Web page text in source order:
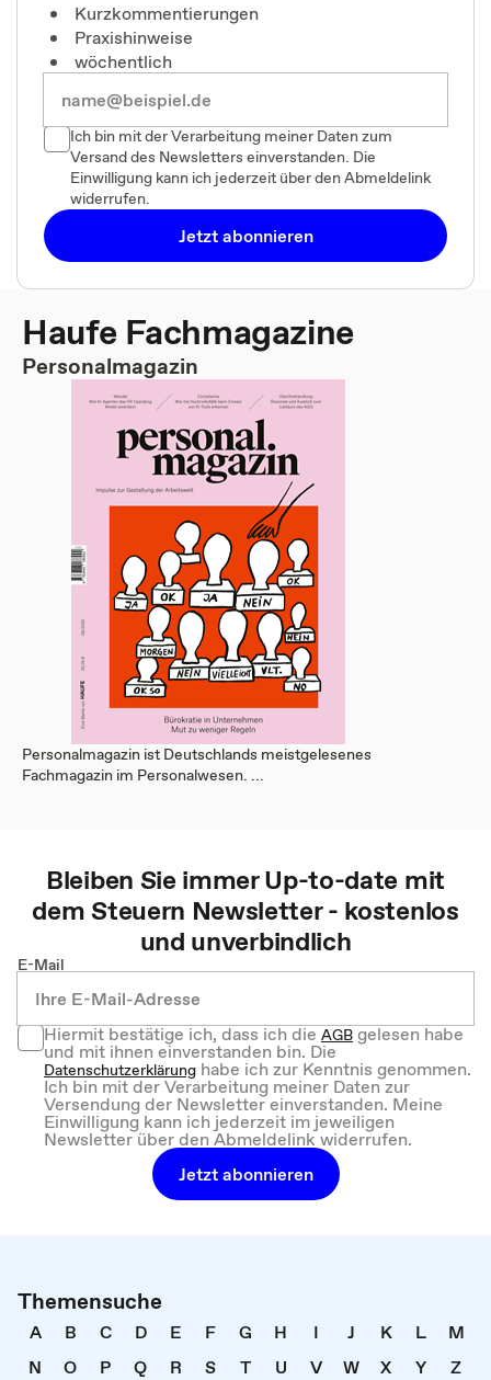
Kurzkommentierungen
Praxishinweise
wöchentlich
Ich bin mit der Verarbeitung meiner Daten zum
Versand des Newsletters einverstanden. Die
Einwilligung kann ich jederzeit über den Abmeldelink
widerrufen.
Jetzt abonnieren
Haufe Fachmagazine
Personalmagazin
Personalmagazin ist Deutschlands meistgelesenes
Fachmagazin im Personalwesen. ...
Bleiben Sie immer Up-to-date mit
demSteuern Newsletter - kostenlos
und unverbindlich
E-Mail
Hiermit bestätige ich, dass ich dieAGBgelesen habe
und mit ihnen einverstanden bin. Die
Datenschutzerklärung habe ich zur Kenntnis genommen.
Ich bin mit der Verarbeitung meiner Daten zur
Versendung der Newsletter einverstanden. Meine
Einwilligung kann ich jederzeit im jeweiligen
Newsletter über den Abmeldelink widerrufen.
Jetzt abonnieren
Themensuche
A B C D E F G H I J K L
M
N
O P Q R S T U V W X Y
Z